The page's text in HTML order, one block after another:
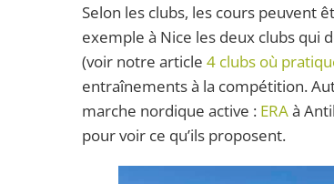
Selon les clubs, les cours peuvent
exemple à Nice les deux clubs qui
(voir notre article4 clubs où
entraînements à la compétition.
marche nordique active : ERAà
pour voir ce qu’ils proposent.